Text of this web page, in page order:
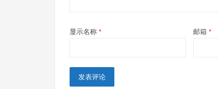
显示名称 * 邮箱 *